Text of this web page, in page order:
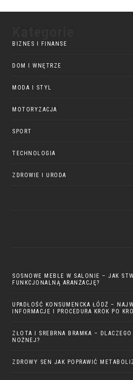
BIZNES I FINANSE
DOM I WNĘTRZE
MODA I STYL
MOTORYZACJA
SPORT
TECHNOLOGIA
ZDROWIE I URODA
SOSNOWE MEBLE W SALONIE – JAK
FUNKCJONALNĄ ARANŻACJĘ?
UPADŁOŚĆ KONSUMENCKA ŁÓDŹ –
INFORMACJE I PROCEDURA KROK PO
ZŁOTA I SREBRNA BRAMKA –
NOŻNEJ?
ZDROWY SEN JAK POPRAWIĆ